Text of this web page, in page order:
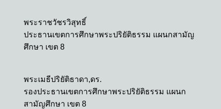
พระราชวัชรวิสุทธิ์
ประธานเขตการศึกษาพระปริยัติธรรม แผนกสามัญ
ศึกษา เขต 8
พระเมธีปริยัติธาดา,ดร.
รองประธานเขตการศึกษาพระปริยัติธรรม แผนก
สามัญศึกษา เขต 8